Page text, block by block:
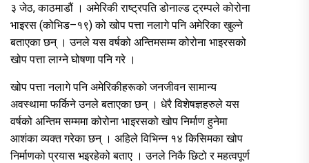
३ जेठ, काठमाडौं । अमेरिकी राष्ट्रपति डोनाल्ड ट्रम्पले कोरोना
भाइरस (कोभिड–१९) को खोप पत्ता नलागे पनि अमेरिका खुल्ने
बताएका छन् । उनले यस वर्षको अन्तिमसम्म कोरोना भाइरसको
खोप पत्ता लाग्ने घोषणा पनि गरे ।
खोप पत्ता नलागे पनि अमेरिकीहरूको जनजीवन सामान्य
अवस्थामा फर्किने उनले बताएका छन् । धेरै विशेषज्ञहरुले यस
वर्षको अन्तिम सम्ममा कोरोना भाइरसको खोप निर्माण हुनेमा
आशंका व्यक्त गरेका छन् । अहिले विभिन्न १४ किसिमका खोप
निर्माणको प्रयास भइरहेको बताए । उनले निकै छिटो र महत्वपूर्ण